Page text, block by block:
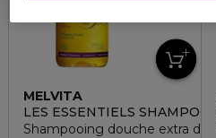
MELVITA
LES ESSENTIELS
Shampooing douche extra